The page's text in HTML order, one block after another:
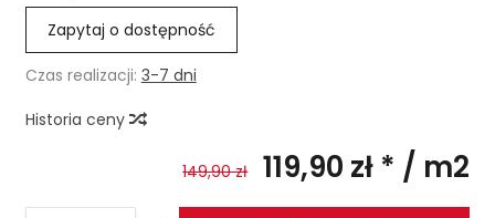
Zapytaj o dostępność
Czas realizacji: 3-7 dni
Historia ceny
149,90 zł 119,90 zł * / m2